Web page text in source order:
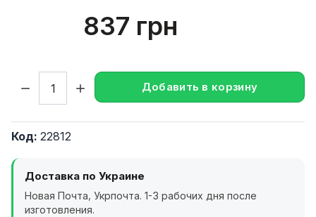
837 грн
Добавить в корзину
Код: 22812
Доставка по Украине
Новая Почта, Укрпочта. 1-3 рабочих дня после
изготовления.